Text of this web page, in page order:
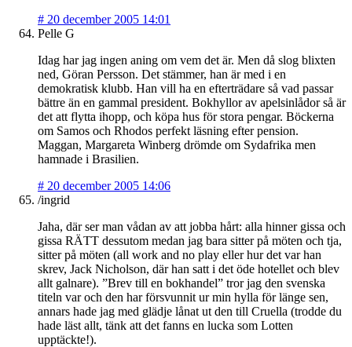
# 20 december 2005 14:01
Pelle G
Idag har jag ingen aning om vem det är. Men då slog blixten
ned, Göran Persson. Det stämmer, han är med i en
demokratisk klubb. Han vill ha en efterträdare så vad passar
bättre än en gammal president. Bokhyllor av apelsinlådor så är
det att flytta ihopp, och köpa hus för stora pengar. Böckerna
om Samos och Rhodos perfekt läsning efter pension.
Maggan, Margareta Winberg drömde om Sydafrika men
hamnade i Brasilien.
# 20 december 2005 14:06
/ingrid
Jaha, där ser man vådan av att jobba hårt: alla hinner gissa och
gissa RÄTT dessutom medan jag bara sitter på möten och tja,
sitter på möten (all work and no play eller hur det var han
skrev, Jack Nicholson, där han satt i det öde hotellet och blev
allt galnare). ”Brev till en bokhandel” tror jag den svenska
titeln var och den har försvunnit ur min hylla för länge sen,
annars hade jag med glädje lånat ut den till Cruella (trodde du
hade läst allt, tänk att det fanns en lucka som Lotten
upptäckte!).